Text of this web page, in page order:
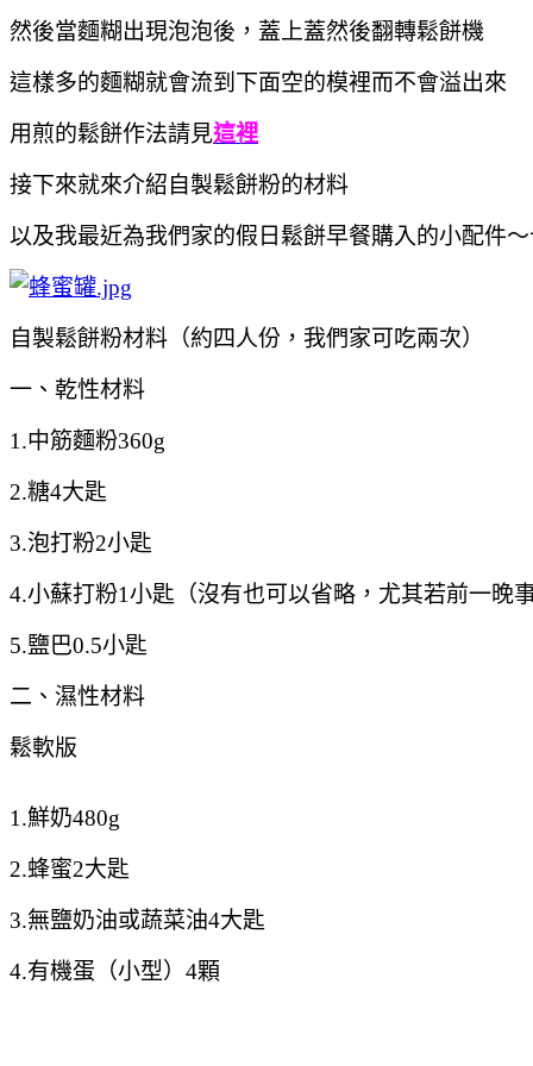
然後當麵糊出現泡泡後，蓋上蓋然後翻轉鬆餅機
這樣多的麵糊就會流到下面空的模裡而不會溢出來
用煎的鬆餅作法請見這裡
接下來就來介紹自製鬆餅粉的材料
以及我最近為我們家的假日鬆餅早餐購入的小配件
自製鬆餅粉材料（約四人份，我們家可吃兩次）
一、乾性材料
1.中筋麵粉360g
2.糖4大匙
3.泡打粉2小匙
4.小蘇打粉1小匙（沒有也可以省略，尤其若前一晚
5.鹽巴0.5小匙
二、濕性材料
鬆軟版
1.鮮奶480g
2.蜂蜜2大匙
3.無鹽奶油或蔬菜油4大匙
4.有機蛋（小型）4顆